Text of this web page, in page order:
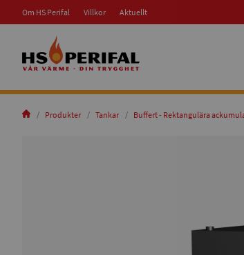
Om HS Perifal Villkor Aktuellt
Produkter Tankar Buffert - Rektangulära